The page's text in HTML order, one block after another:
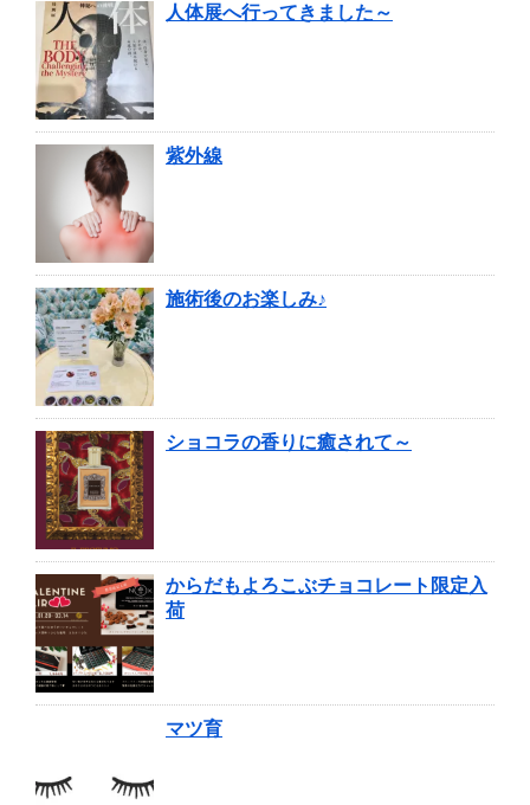
人体展へ行ってきました～
紫外線
施術後のお楽しみ♪
ショコラの香りに癒されて～
からだもよろこぶチョコレート限定入
荷
マツ育